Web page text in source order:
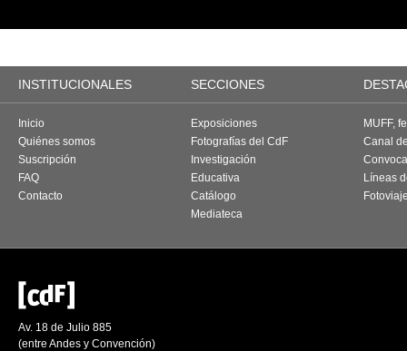
INSTITUCIONALES SECCIONES
Inicio
Quiénes somos
Suscripción
FAQ
Contacto
Exposiciones
Fotografías del CdF
Investigación
Educativa
Catálogo
Mediateca
MUFF,
Canal
Líneas
Av. 18 de Julio 885
(entre Andes y Convención)